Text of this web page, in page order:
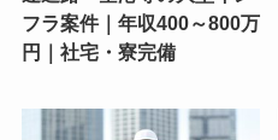
フラ案件｜年収400～800万
円｜社宅・寮完備